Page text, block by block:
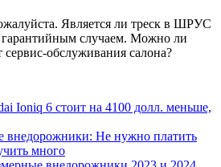
Является ли треск в ШРУС
случаем. Можно ли
сервис-обслуживания салона?
Ioniq 6 стоит на 4100 долл. меньше,
внедорожники: Не нужно платить
много